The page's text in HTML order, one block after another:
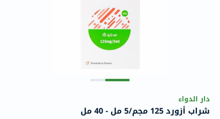
دار الدواء
شراب أزورد 125 مجم/5 مل - 40 مل